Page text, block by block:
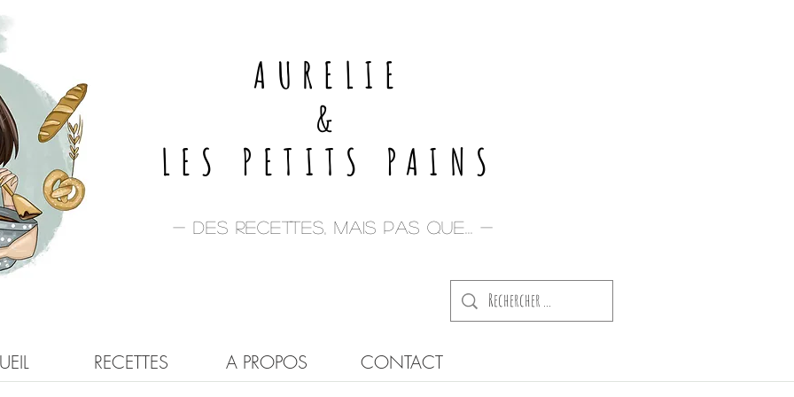
AURELIE
&
LES PETITS PAINS
- Des recettes, mais pas que... -
RECETTES A PROPOS CONTACT